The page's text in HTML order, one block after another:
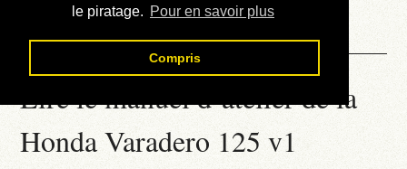
le piratage. Pour en savoir plus
Compris
Contact
Lire le manuel d’atelier de la
Honda Varadero 125 v1